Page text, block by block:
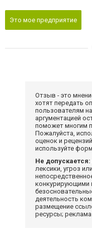
Это мое предприятие
Отзыв - это
хотят передать
пользователям
аргументацией
поможет многим
Пожалуйста,
оценок и
используйте
Не допускается:
лексики, угроз
конкурирующими
деятельность
размещение
ресурсы;